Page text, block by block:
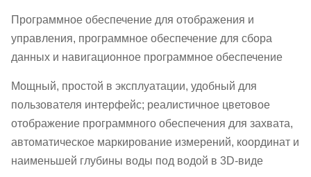
Программное обеспечение для отображения и
управления, программное обеспечение для сбора
данных и навигационное программное обеспечение
Мощный, простой в эксплуатации, удобный для
пользователя интерфейс; реалистичное цветовое
отображение программного обеспечения для захвата,
автоматическое маркирование измерений, координат и
наименьшей глубины воды под водой в 3D-виде